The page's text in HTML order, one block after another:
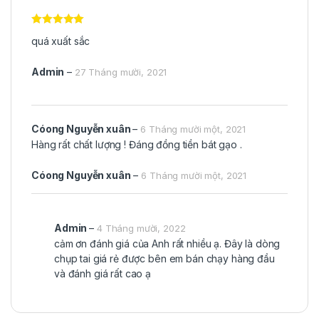
hạng55
quá xuất sắc
Admin – 27 Tháng mười, 2021
Cóong Nguyễn xuân– 6 Tháng mười một, 2021
Hàng rất chất lượng ! Đáng đồng tiền bát gạo .
Cóong Nguyễn xuân – 6 Tháng mười một, 2021
Admin– 4 Tháng mười, 2022
cảm ơn đánh giá của Anh rất nhiều ạ. Đây là dòng
chụp tai giá rẻ được bên em bán chạy hàng đầu
và đánh giá rất cao ạ